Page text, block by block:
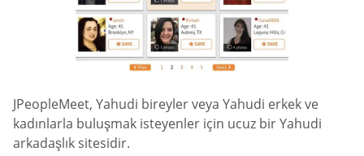
JPeopleMeet, Yahudi bireyler veya Yahudi erkek ve
kadınlarla buluşmak isteyenler için ucuz bir Yahudi
arkadaşlık sitesidir.